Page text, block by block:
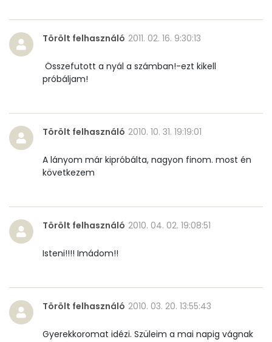
Törölt felhasználó 2011. 02. 16. 9:30:13
Összefutott a nyál a számban!-ezt kikell
próbáljam!
Törölt felhasználó 2010. 10. 31. 19:19:01
A lányom már kipróbálta, nagyon finom. most én
következem
Törölt felhasználó 2010. 04. 02. 19:08:51
Isteni!!!! Imádom!!
Törölt felhasználó 2010. 03. 20. 13:55:43
Gyerekkoromat idézi. Szüleim a mai napig vágnak